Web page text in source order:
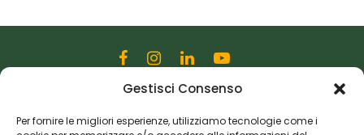
Gestisci Consenso
Per fornire le migliori esperienze, utilizziamo tecnologie come i
Via Martiri della Libertà, 28